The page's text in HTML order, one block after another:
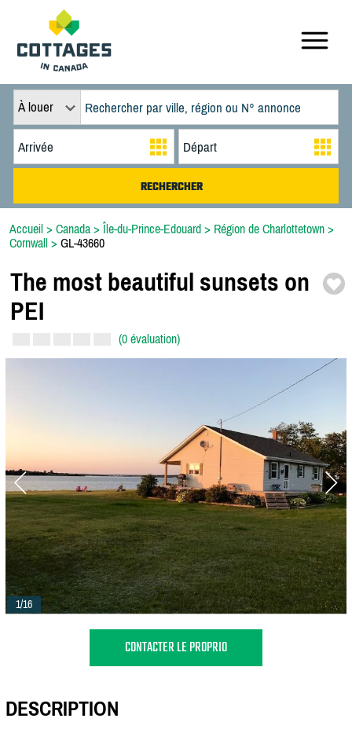
À louer
Accueil > Canada > Île-du-Prince-Edouard > Région de Charlottetown >
Cornwall > GL-43660
The most beautiful sunsets on
PEI
(0 évaluation)
1/16
CONTACTER LE PROPRIO
DESCRIPTION